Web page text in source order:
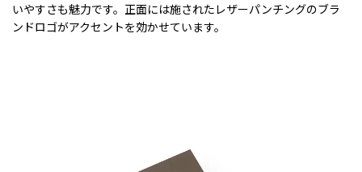
いやすさも魅力です。正面には施されたレザーパンチングのブラ
ンドロゴがアクセントを効かせています。